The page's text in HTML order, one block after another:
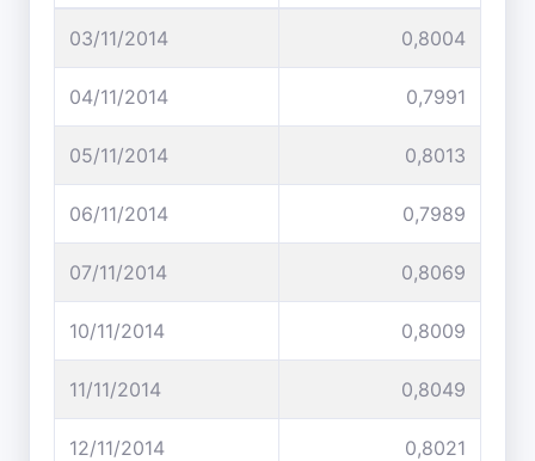
03/11/2014 0,8004
04/11/2014 0,7991
05/11/2014 0,8013
06/11/2014 0,7989
07/11/2014 0,8069
10/11/2014 0,8009
11/11/2014 0,8049
12/11/2014 0,8021